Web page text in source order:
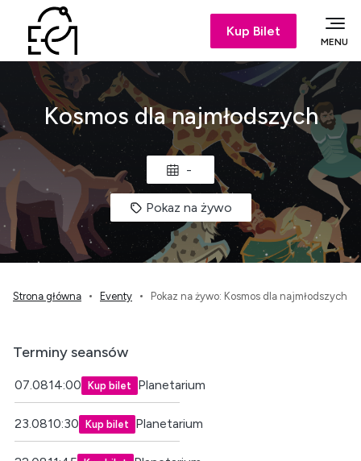
Kup Bilet
MENU
Kosmos dla najmłodszych
-
Pokaz na żywo
Strona główna Eventy Pokaz na żywo: Kosmos dla najmłodszych
Terminy seansów
07.0814:00 Kup bilet Planetarium
23.0810:30 Kup bilet Planetarium